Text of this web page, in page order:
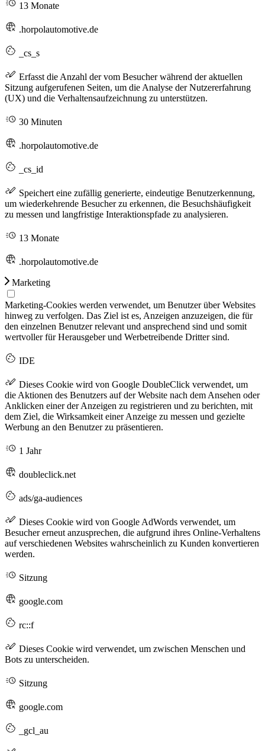
13 Monate
.horpolautomotive.de
_cs_s
Erfasst die Anzahl der vom Besucher während der aktuellen
Sitzung aufgerufenen Seiten, um die Analyse der Nutzererfahrung
(UX) und die Verhaltensaufzeichnung zu unterstützen.
30 Minuten
.horpolautomotive.de
_cs_id
Speichert eine zufällig generierte, eindeutige Benutzerkennung,
um wiederkehrende Besucher zu erkennen, die Besuchshäufigkeit
zu messen und langfristige Interaktionspfade zu analysieren.
13 Monate
.horpolautomotive.de
Marketing
Marketing-Cookies werden verwendet, um Benutzer über Websites
hinweg zu verfolgen. Das Ziel ist es, Anzeigen anzuzeigen, die für
den einzelnen Benutzer relevant und ansprechend sind und somit
wertvoller für Herausgeber und Werbetreibende Dritter sind.
IDE
Dieses Cookie wird von Google DoubleClick verwendet, um
die Aktionen des Benutzers auf der Website nach dem Ansehen oder
Anklicken einer der Anzeigen zu registrieren und zu berichten, mit
dem Ziel, die Wirksamkeit einer Anzeige zu messen und gezielte
Werbung an den Benutzer zu präsentieren.
1 Jahr
doubleclick.net
ads/ga-audiences
Dieses Cookie wird von Google AdWords verwendet, um
Besucher erneut anzusprechen, die aufgrund ihres Online-Verhaltens
auf verschiedenen Websites wahrscheinlich zu Kunden konvertieren
werden.
Sitzung
google.com
rc::f
Dieses Cookie wird verwendet, um zwischen Menschen und
Bots zu unterscheiden.
Sitzung
google.com
_gcl_au